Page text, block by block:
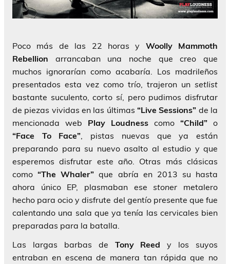
Poco más de las 22 horas y Woolly Mammoth
Rebellion arrancaban una noche que creo que
muchos ignorarían como acabaría. Los madrileños
presentados esta vez como trío, trajeron un setlist
bastante suculento, corto sí, pero pudimos disfrutar
de piezas vividas en las últimas “Live Sessions” de la
mencionada web Play Loudness como “Child” o
“Face To Face” , pistas nuevas que ya están
preparando para su nuevo asalto al estudio y que
esperemos disfrutar este año. Otras más clásicas
como“The Whaler” que abría en 2013 su hasta
ahora único EP, plasmaban esestoner metalero
hecho para ocio y disfrute del gentío presente que fue
calentando una sala que ya tenía las cervicales bien
preparadas para la batalla.
Las largas barbas de Tony Reed y los suyos
entraban en escena de manera tan rápida que no